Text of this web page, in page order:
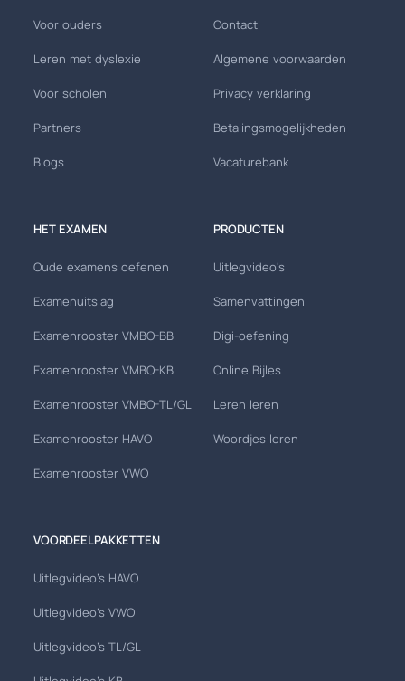
Voor ouders
Leren met dyslexie
Voor scholen
Partners
Blogs
Contact
Algemene voorwaarden
Privacy verklaring
Betalingsmogelijkheden
Vacaturebank
HET EXAMEN
Oude examens oefenen
Examenuitslag
Examenrooster VMBO-BB
Examenrooster VMBO-KB
Examenrooster VMBO-TL/GL
Examenrooster HAVO
Examenrooster VWO
PRODUCTEN
Uitlegvideo's
Samenvattingen
Digi-oefening
Online Bijles
Leren leren
Woordjes leren
VOORDEELPAKKETTEN
Uitlegvideo's HAVO
Uitlegvideo's VWO
Uitlegvideo's TL/GL